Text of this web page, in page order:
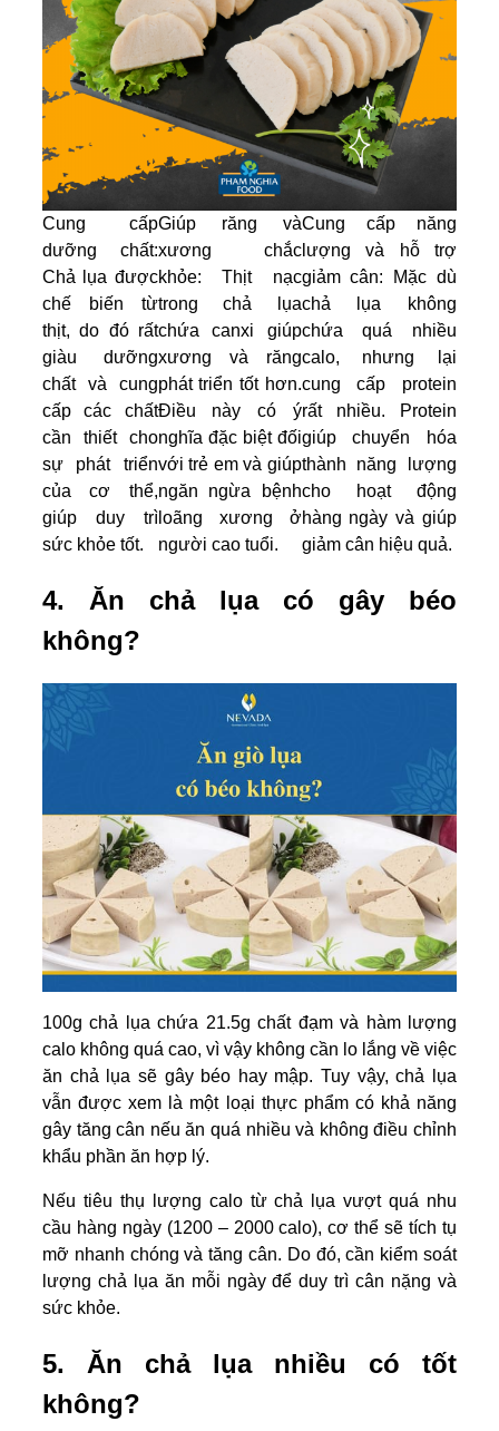
Cung cấp
dưỡng chất:
Chả lụa được
chế biến từ
thịt, do đó rất
giàu dưỡng
chất và cung
cấp các chất
cần thiết cho
sự phát triển
của cơ thể,
giúp duy trì
sức khỏe tốt.
Giúp răng và
xương chắc
khỏe: Thịt nạc
trong chả lụa
chứa canxi giúp
xương và răng
phát triển tốt hơn.
Điều này có ý
nghĩa đặc biệt đối
với trẻ em và giúp
ngăn ngừa bệnh
loãng xương ở
người cao tuổi.
Cung cấp năng
lượng và hỗ trợ
giảm cân: Mặc dù
chả lụa không
chứa quá nhiều
calo, nhưng lại
cung cấp protein
rất nhiều. Protein
giúp chuyển hóa
thành năng lượng
cho hoạt động
hàng ngày và giúp
giảm cân hiệu quả.
4. Ăn chả lụa có gây béo
không?
100g chả lụa chứa 21.5g chất đạm và hàm lượng
calo không quá cao, vì vậy không cần lo lắng về việc
ăn chả lụa sẽ gây béo hay mập. Tuy vậy, chả lụa
vẫn được xem là một loại thực phẩm có khả năng
gây tăng cân nếu ăn quá nhiều và không điều chỉnh
khẩu phần ăn hợp lý.
Nếu tiêu thụ lượng calo từ chả lụa vượt quá nhu
cầu hàng ngày (1200 – 2000 calo), cơ thể sẽ tích tụ
mỡ nhanh chóng và tăng cân. Do đó, cần kiểm soát
lượng chả lụa ăn mỗi ngày để duy trì cân nặng và
sức khỏe.
5. Ăn chả lụa nhiều có tốt
không?